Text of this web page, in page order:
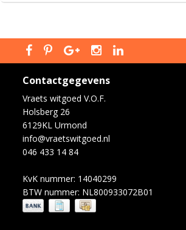
Contactgegevens
Vraets witgoed V.O.F.
Holsberg 26
6129KL Urmond
info@vraetswitgoed.nl
046 433 14 84
KvK nummer: 14040299
BTW nummer: NL800933072B01